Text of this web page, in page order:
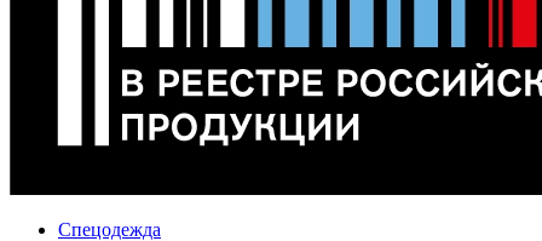
Спецодежда